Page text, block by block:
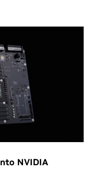
NVIDIA